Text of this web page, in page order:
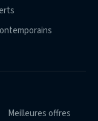
Meilleures offres